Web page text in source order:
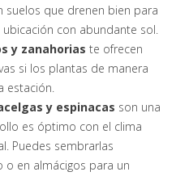
suelos que drenen bien para
con abundante sol.
y zanahorias te ofrecen
si los plantas de manera
estación.
y espinacas son una
es óptimo con el clima
Puedes sembrarlas
en almácigos para un